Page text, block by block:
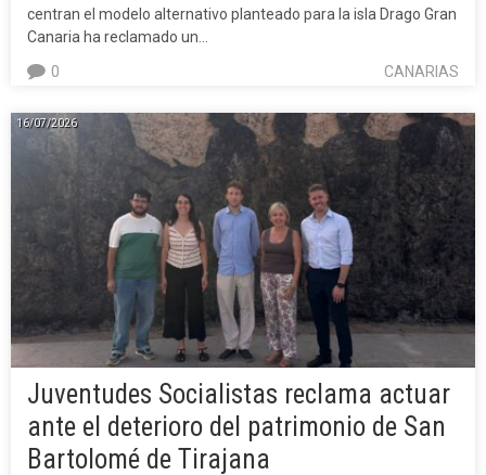
centran el modelo alternativo planteado para la isla Drago Gran
Canaria ha reclamado un…
CANARIAS
0
16/07/2026
Juventudes Socialistas reclama actuar
ante el deterioro del patrimonio de San
Bartolomé de Tirajana